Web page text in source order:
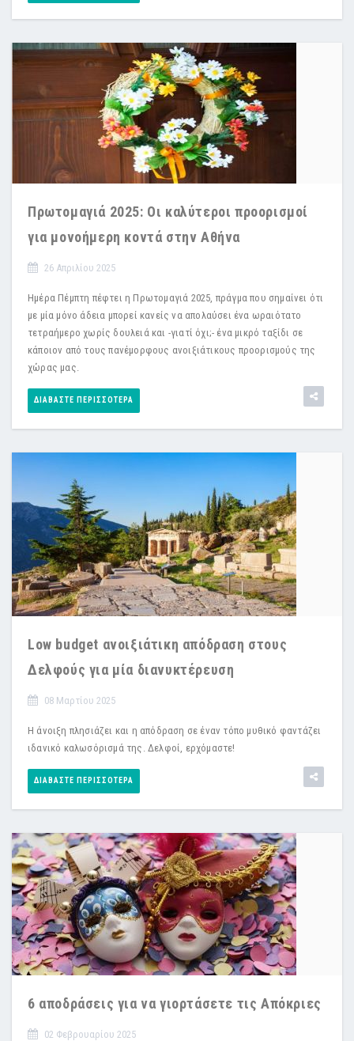
Πρωτομαγιά 2025: Οι καλύτεροι προορισμοί
για μονοήμερη κοντά στην Αθήνα
26 Απριλίου 2025
Ημέρα Πέμπτη πέφτει η Πρωτομαγιά 2025, πράγμα που σημαίνει ότι
με μία μόνο άδεια μπορεί κανείς να απολαύσει ένα ωραιότατο
τετραήμερο χωρίς δουλειά και -γιατί όχι;- ένα μικρό ταξίδι σε
κάποιον από τους πανέμορφους ανοιξιάτικους προορισμούς της
χώρας μας.
ΔΙΑΒΆΣΤΕ ΠΕΡΙΣΣΌΤΕΡΑ
Low budget ανοιξιάτικη απόδραση στους
Δελφούς για μία διανυκτέρευση
08 Μαρτίου 2025
Η άνοιξη πλησιάζει και η απόδραση σε έναν τόπο μυθικό φαντάζει
ιδανικό καλωσόρισμά της. Δελφοί, ερχόμαστε!
ΔΙΑΒΆΣΤΕ ΠΕΡΙΣΣΌΤΕΡΑ
6 αποδράσεις για να γιορτάσετε τις Απόκριες
02 Φεβρουαρίου 2025